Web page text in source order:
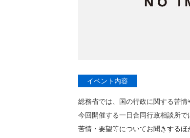
イベント内容
総務省では、国の行政に関する苦情
今回開催する一日合同行政相談所
苦情・要望等についてお聞きする